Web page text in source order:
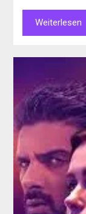
Weiterlesen